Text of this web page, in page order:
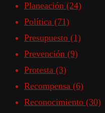
Planeación (24)
Política (71)
Presupuesto (1)
Prevención (9)
Protesta (3)
Recompensa (6)
Reconocimiento (30)